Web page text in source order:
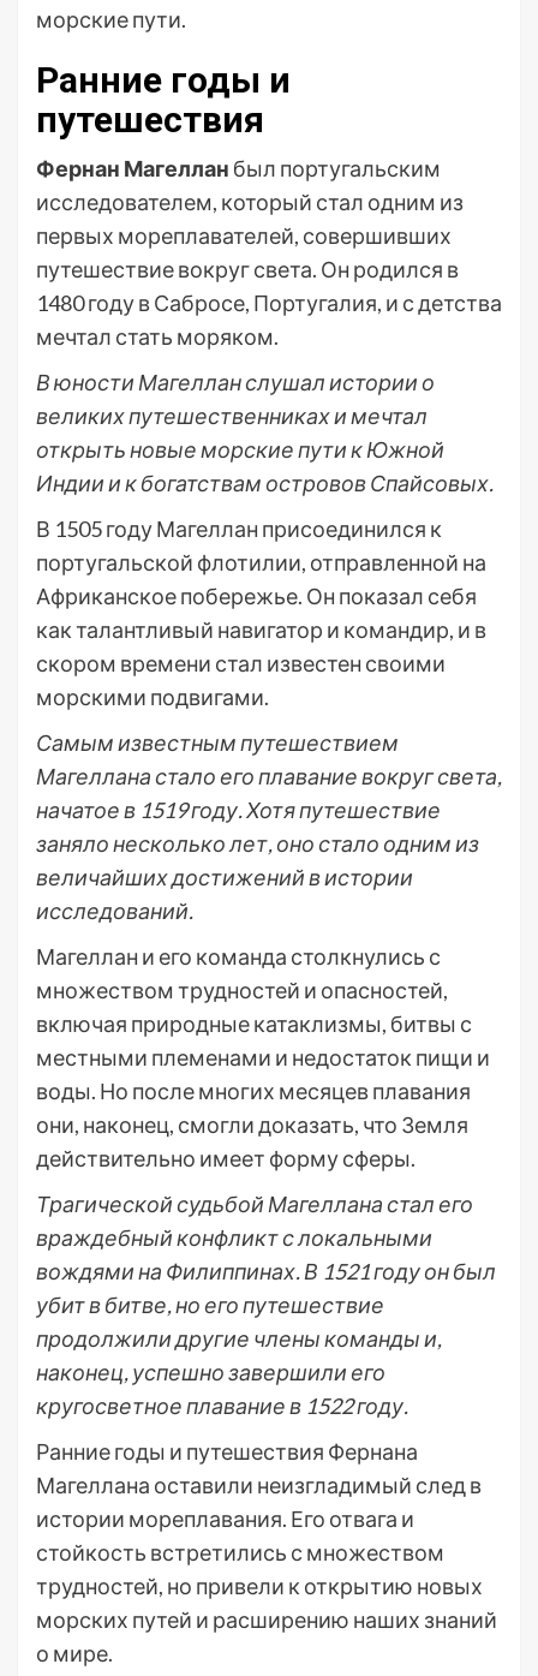
морские пути.
Ранние годы и
путешествия
Фернан Магеллан был португальским
исследователем, который стал одним из
первых мореплавателей, совершивших
путешествие вокруг света. Он родился в
1480 году в Сабросе, Португалия, и с детства
мечтал стать моряком.
В юности Магеллан слушал истории о
великих путешественниках и мечтал
открыть новые морские пути к Южной
Индии и к богатствам островов Спайсовых.
В 1505 году Магеллан присоединился к
португальской флотилии, отправленной на
Африканское побережье. Он показал себя
как талантливый навигатор и командир, и в
скором времени стал известен своими
морскими подвигами.
Самым известным путешествием
Магеллана стало его плавание вокруг света,
начатое в 1519 году. Хотя путешествие
заняло несколько лет, оно стало одним из
величайших достижений в истории
исследований.
Магеллан и его команда столкнулись с
множеством трудностей и опасностей,
включая природные катаклизмы, битвы с
местными племенами и недостаток пищи и
воды. Но после многих месяцев плавания
они, наконец, смогли доказать, что Земля
действительно имеет форму сферы.
Трагической судьбой Магеллана стал его
враждебный конфликт с локальными
вождями на Филиппинах. В 1521 году он был
убит в битве, но его путешествие
продолжили другие члены команды и,
наконец, успешно завершили его
кругосветное плавание в 1522 году.
Ранние годы и путешествия Фернана
Магеллана оставили неизгладимый след в
истории мореплавания. Его отвага и
стойкость встретились с множеством
трудностей, но привели к открытию новых
морских путей и расширению наших знаний
о мире.